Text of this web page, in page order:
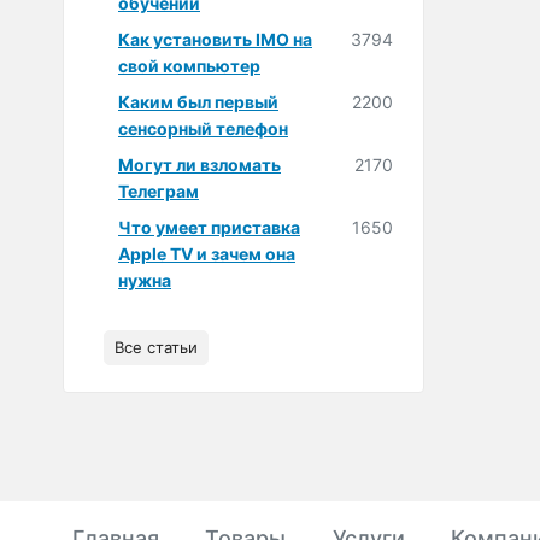
Как установить IMO на
свой компьютер
3794
Каким был первый
сенсорный телефон
2200
Могут ли взломать
Телеграм
2170
Что умеет приставка
Apple TV и зачем она
нужна
1650
Все статьи